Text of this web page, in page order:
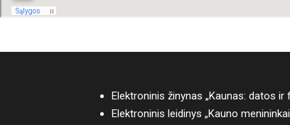
Elektroninis žinynas „Kaunas: datos ir
Elektroninis leidinys „Kauno